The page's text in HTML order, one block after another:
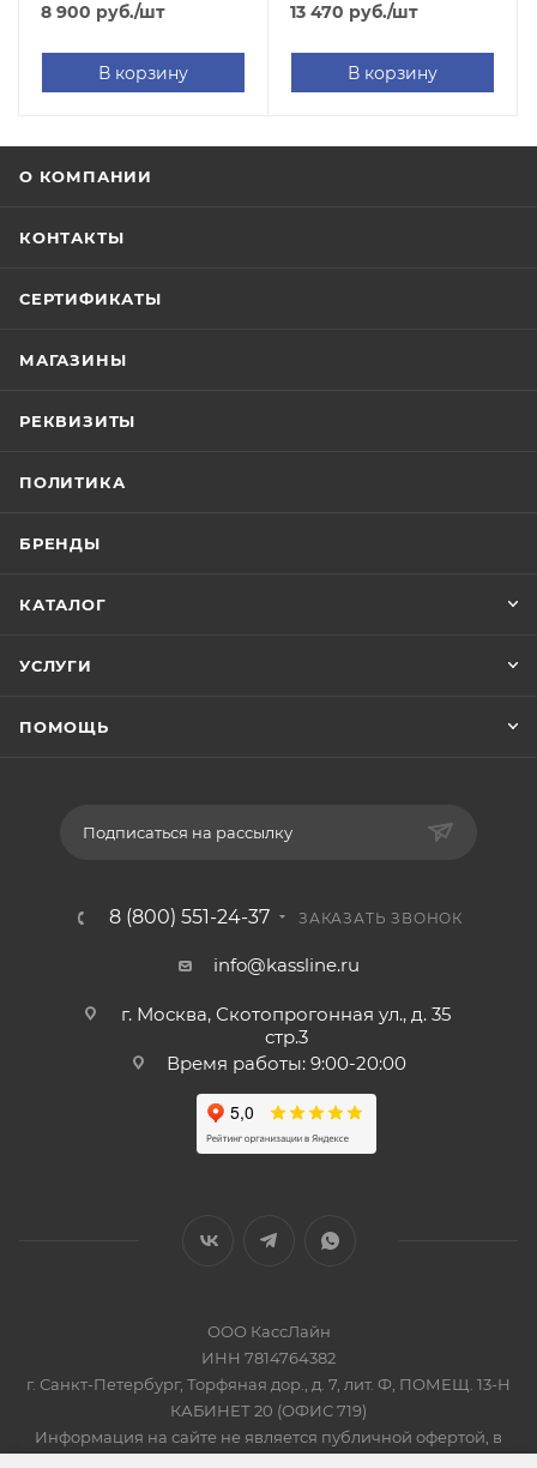
8 900 руб./шт
В корзину
13 470 руб./шт
В корзину
О КОМПАНИИ
КОНТАКТЫ
СЕРТИФИКАТЫ
МАГАЗИНЫ
РЕКВИЗИТЫ
ПОЛИТИКА
БРЕНДЫ
КАТАЛОГ
УСЛУГИ
ПОМОЩЬ
Подписаться на рассылку
8 (800) 551-24-37 ЗАКАЗАТЬ ЗВОНОК
info@kassline.ru
г. Москва, Скотопрогонная ул., д. 35
стр.3
Время работы: 9:00-20:00
ООО КассЛайн
ИНН 7814764382
г. Санкт-Петербург, Торфяная дор., д. 7, лит. Ф, ПОМЕЩ. 13-Н
КАБИНЕТ 20 (ОФИС 719)
Информация на сайте не является публичной офертой, в